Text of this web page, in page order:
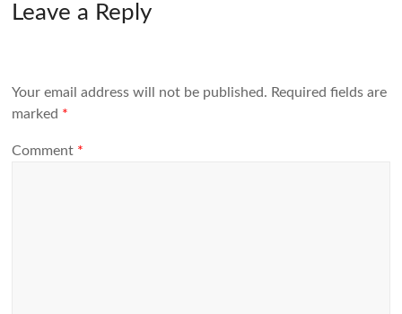
Leave a Reply
Your email address will not be published. Required fields are
marked *
Comment *